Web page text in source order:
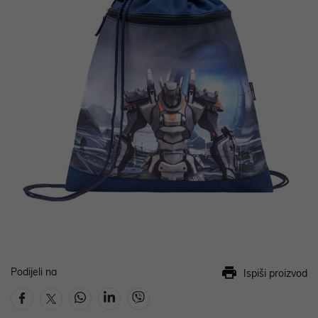
Podijeli na Ispiši proizvod